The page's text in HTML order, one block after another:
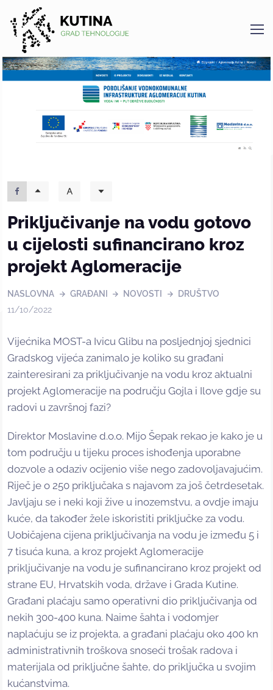
Kutina
Priključivanje na vodu gotovo
u cijelosti sufinancirano kroz
projekt Aglomeracije
NASLOVNA GRAĐANI NOVOSTI
DRUŠTVO
11/10/2022
Vijećnika MOST-a Ivicu Glibu na posljednjoj sjednici
Gradskog vijeća zanimalo je koliko su građani
zainteresirani za priključivanje na vodu kroz aktualni
projekt Aglomeracije na području Gojla i Ilove gdje su
radovi u završnoj fazi?
Direktor Moslavine d.o.o. Mijo Šepak rekao je kako je u
tom području u tijeku proces ishođenja uporabne
dozvole a odaziv ocijenio više nego zadovoljavajućim.
Riječ je o 250 priključaka s najavom za još četrdesetak.
Javljaju se i neki koji žive u inozemstvu, a ovdje imaju
kuće, da također žele iskoristiti priključke za vodu.
Uobičajena cijena priključivanja na vodu je između 5 i
7 tisuća kuna, a kroz projekt Aglomeracije
priključivanje na vodu je sufinancirano kroz projekt od
strane EU, Hrvatskih voda, države i Grada Kutine.
Građani plaćaju samo operativni dio priključivanja od
nekih 300-400 kuna. Naime šahta i vodomjer
naplaćuju se iz projekta, a građani plaćaju oko 400 kn
administrativnih troškova snoseći trošak radova i
materijala od priključne šahte, do priključka u svojim
kućanstvima.